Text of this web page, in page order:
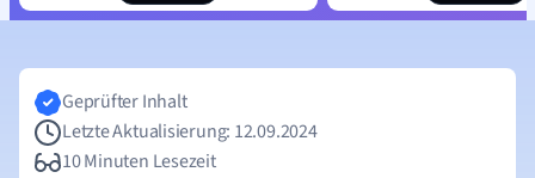
Geprüfter Inhalt
Letzte Aktualisierung: 12.09.2024
10 Minuten Lesezeit